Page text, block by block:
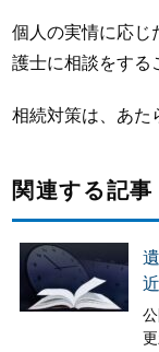
個人の実情に応じ
護士に相談をする
相続対策は、あた
関連する記事